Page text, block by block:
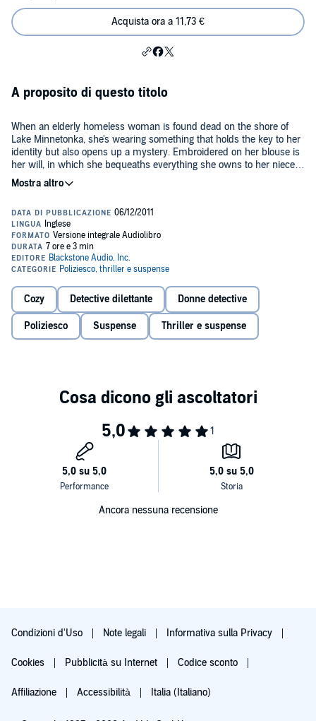
Acquista ora a 11,73 €
A proposito di questo titolo
When an elderly homeless woman is found dead on the shore of
Lake Minnetonka, she's wearing something that holds the key to her
identity but also opens up a mystery. Embroidered on her blouse is
her will, in which she bequeaths everything she owns to her niece:
Emily Hame, a member of the Monday Bunch at Betsy Devonshire's
Crewel World needlework shop! Emily's aunt turns out to be the
circumstances. It's up to Betsy to discover the common thread
between the deaths - and to determine if a murderer may strike
again.
©2011 Mary Monica Kuhfeld (P)2011 AudioGO
Cozy Detective dilettante Donne detective
Poliziesco Suspense Thriller e suspense
Ancora nessuna recensione
Condizioni d'Uso Note legali Informativa sulla Privacy
Cookies Pubblicità su Internet Codice sconto
Affiliazione Accessibilità Italia (Italiano)